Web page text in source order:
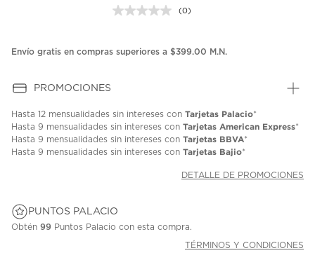
Sin
en
(0)
Envío gratis en compras superiores a $399.00 M.N.
PROMOCIONES
Hasta 12 mensualidades sin intereses con Tarjetas Palacio*
Hasta 9 mensualidades sin intereses con Tarjetas American Express*
Hasta 9 mensualidades sin intereses con Tarjetas BBVA*
Hasta 9 mensualidades sin intereses con Tarjetas Bajio*
DETALLE DE PROMOCIONES
PUNTOS PALACIO
Obtén 99 Puntos Palacio con esta compra.
TÉRMINOS Y CONDICIONES